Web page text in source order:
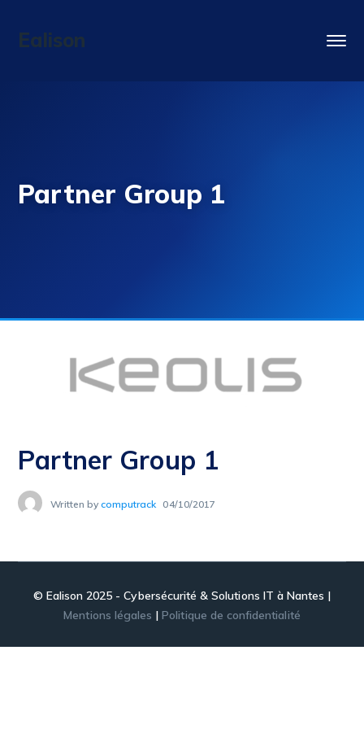
Ealison
Partner Group 1
Partner Group 1
Written bycomputrack 04/10/2017
© Ealison 2025 - Cybersécurité & Solutions IT à Nantes |
Mentions légales |Politique de confidentialité